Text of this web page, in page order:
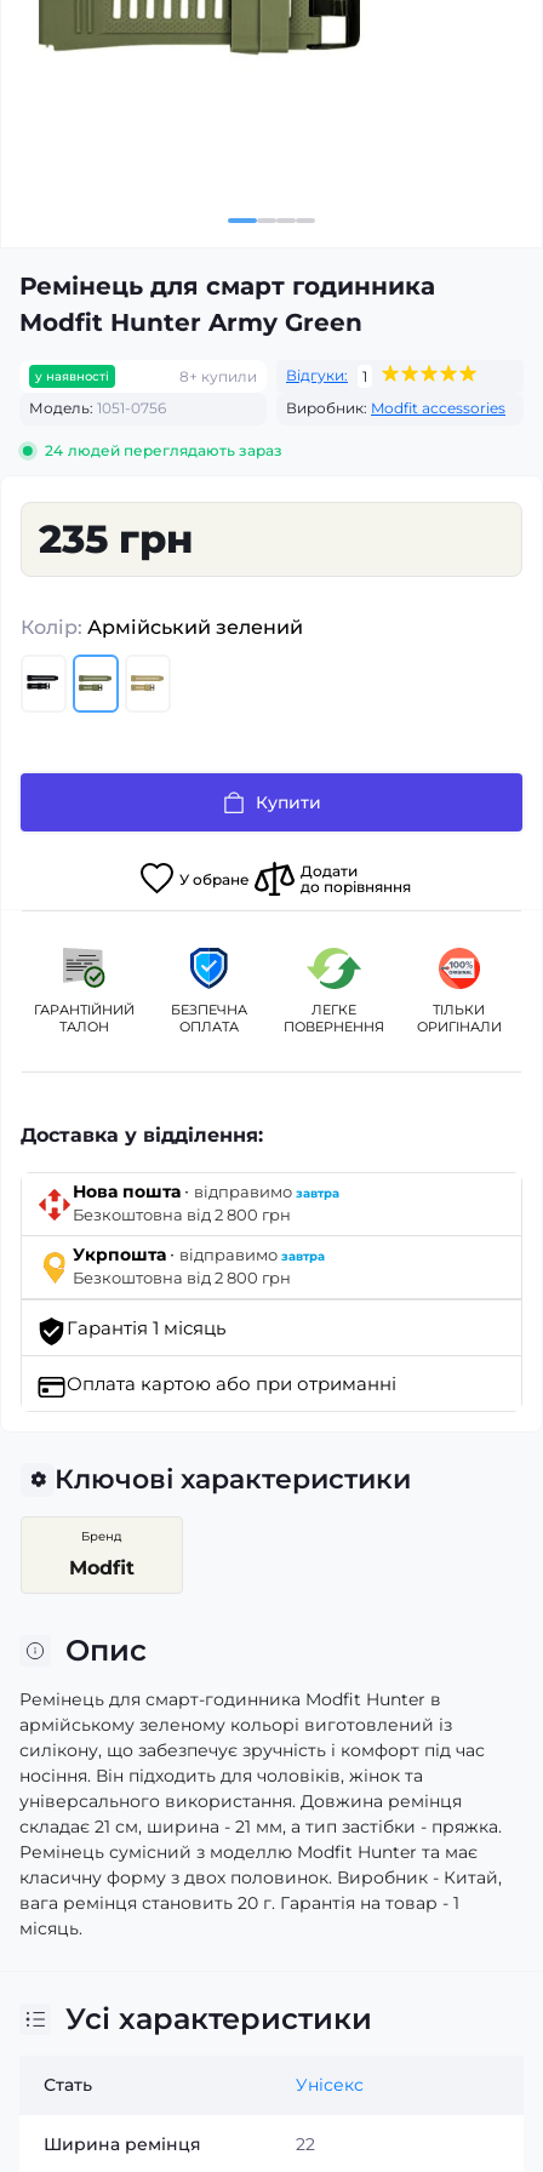
Ремінець для смарт годинника
Modfit Hunter Army Green
у наявності 8+ купили Відгуки:
1
Модель: 1051-0756 Виробник: Modfit accessories
24 людей переглядають зараз
235 грн
Колір: Армійський зелений
Купити
У обране
Додати
до порівняння
ГАРАНТІЙНИЙ
ТАЛОН
БЕЗПЕЧНА
ОПЛАТА
ЛЕГКЕ
ПОВЕРНЕННЯ
ТІЛЬКИ
ОРИГІНАЛИ
Доставка у відділення:
Нова пошта · відправимо завтра
Безкоштовна від 2 800 грн
Укрпошта · відправимо завтра
Безкоштовна від 2 800 грн
Гарантія 1 місяць
Оплата картою або при отриманні
Ключові характеристики
Бренд
Modfit
Опис
Ремінець для смарт-годинника Modfit Hunter в
армійському зеленому кольорі виготовлений із
силікону, що забезпечує зручність і комфорт під час
носіння. Він підходить для чоловіків, жінок та
універсального використання. Довжина ремінця
складає 21 см, ширина - 21 мм, а тип застібки - пряжка.
Ремінець сумісний з моделлю Modfit Hunter та має
класичну форму з двох половинок. Виробник - Китай,
вага ремінця становить 20 г. Гарантія на товар - 1
місяць.
Усі характеристики
Стать Унісекс
Ширина ремінця 22